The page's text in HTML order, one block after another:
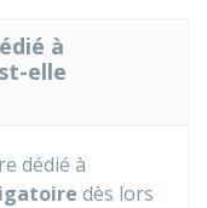
à
elle
dédié à
dès lors